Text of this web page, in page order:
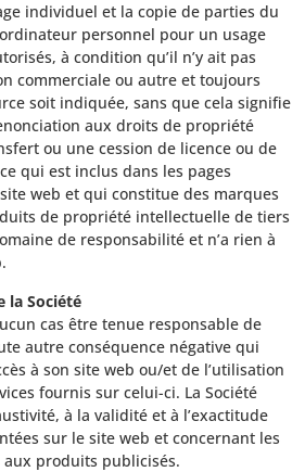
individuel et la copie de parties du
personnel pour un usage
à condition qu’il n’y ait pas
commerciale ou autre et toujours
soit indiquée, sans que cela signifie
aux droits de propriété
ou une cession de licence ou de
qui est inclus dans les pages
web et qui constitue des marques
de propriété intellectuelle de tiers
de responsabilité et n’a rien à
la Société
cas être tenue responsable de
autre conséquence négative qui
à son site web ou/et de l’utilisation
fournis sur celui-ci. La Société
à la validité et à l’exactitude
sur le site web et concernant les
produits publicisés.